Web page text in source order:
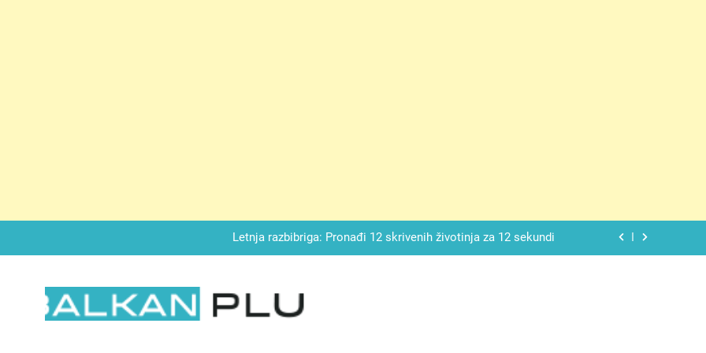
Najjednostavniji recept za finu pitu od jogurta
Miks griza i jabuka – Sočan, nežan, mekan, ovaj kolač će se dopasti svima